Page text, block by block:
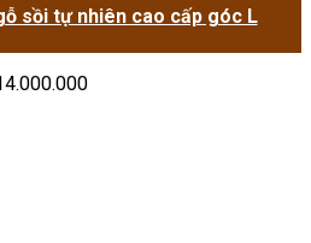
sồi tự nhiên cao cấp góc L